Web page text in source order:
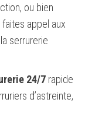
ou bien
appel aux
serrurerie
24/7 rapide
d’astreinte,